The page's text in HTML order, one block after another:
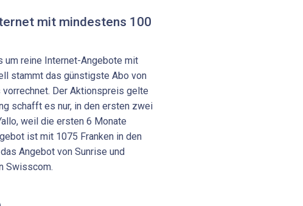
mit mindestens 100
um reine Internet-Angebote mit
stammt das günstigste Abo von
Der Aktionspreis gelte
schafft es nur, in den ersten zwei
weil die ersten 6 Monate
ist mit 1075 Franken in den
Angebot von Sunrise und
Swisscom.